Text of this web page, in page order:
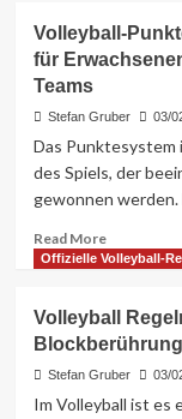
Regeln:
Offizielle
Video-
System
Volleyball-
für
Teams
Stefan Gruber 03/
Das Punktesystem
des Spiels, der
gewonnen werden.
Read MoreRead
more
Punkte:
Punkte
für
Offizielle Volleyball-
Volleyball
Stefan Gruber 03/
Im Volleyball ist es